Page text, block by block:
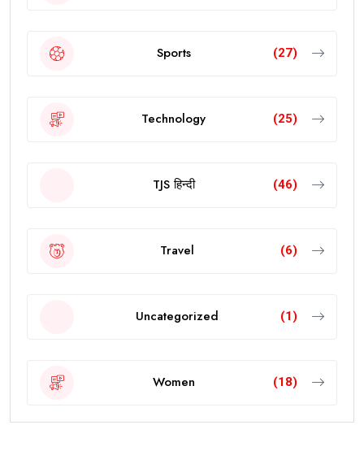
Sports (27)
Technology (25)
TJS हिन्दी (46)
Travel (6)
Uncategorized (1)
Women (18)